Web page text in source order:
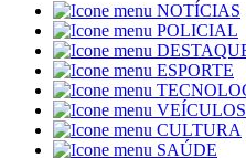
NOTÍCIAS
POLICIAL
ESPORTE
VEÍCULOS
CULTURA
SAÚDE